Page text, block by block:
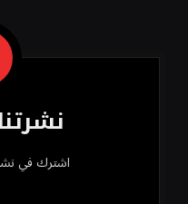
اشترك في